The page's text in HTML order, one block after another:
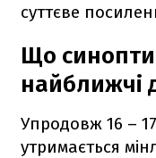
суттєве
Що
найближчі
Упродовж 16 –
утримається